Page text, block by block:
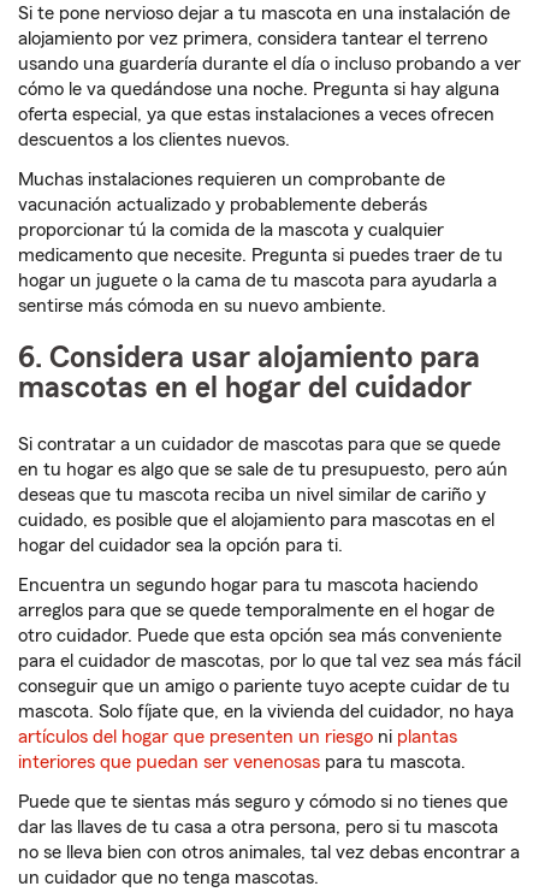
Si te pone nervioso dejar a tu mascota en una instalación de
alojamiento por vez primera, considera tantear el terreno
usando una guardería durante el día o incluso probando a ver
cómo le va quedándose una noche. Pregunta si hay alguna
oferta especial, ya que estas instalaciones a veces ofrecen
descuentos a los clientes nuevos.
Muchas instalaciones requieren un comprobante de
vacunación actualizado y probablemente deberás
proporcionar tú la comida de la mascota y cualquier
medicamento que necesite. Pregunta si puedes traer de tu
hogar un juguete o la cama de tu mascota para ayudarla a
sentirse más cómoda en su nuevo ambiente.
6. Considera usar alojamiento para
mascotas en el hogar del cuidador
Si contratar a un cuidador de mascotas para que se quede
en tu hogar es algo que se sale de tu presupuesto, pero aún
deseas que tu mascota reciba un nivel similar de cariño y
cuidado, es posible que el alojamiento para mascotas en el
hogar del cuidador sea la opción para ti.
Encuentra un segundo hogar para tu mascota haciendo
arreglos para que se quede temporalmente en el hogar de
otro cuidador. Puede que esta opción sea más conveniente
para el cuidador de mascotas, por lo que tal vez sea más fácil
conseguir que un amigo o pariente tuyo acepte cuidar de tu
mascota. Solo fíjate que, en la vivienda del cuidador, no haya
artículos del hogar que presenten un riesgo ni plantas
interiores que puedan ser venenosas para tu mascota.
Puede que te sientas más seguro y cómodo si no tienes que
dar las llaves de tu casa a otra persona, pero si tu mascota
no se lleva bien con otros animales, tal vez debas encontrar a
un cuidador que no tenga mascotas.